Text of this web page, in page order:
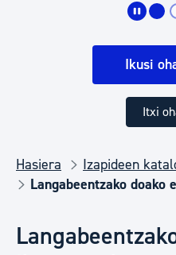
Ikusi
Itxi
Hasiera
Izapideen
Langabeentzako doako